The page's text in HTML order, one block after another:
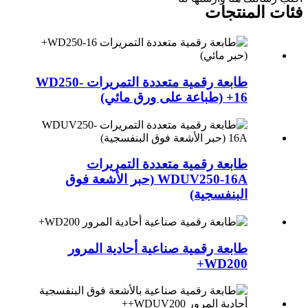
فئات المنتجات
طابعة رقمية متعددة التمريرات WD250-
16+ (طباعة على ورق مائي)
طابعة رقمية متعددة التمريرات
WDUV250-16A (حبر الأشعة فوق
البنفسجية)
طابعة رقمية صناعية أحادية المرور
WD200+